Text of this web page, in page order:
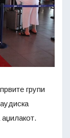
групи